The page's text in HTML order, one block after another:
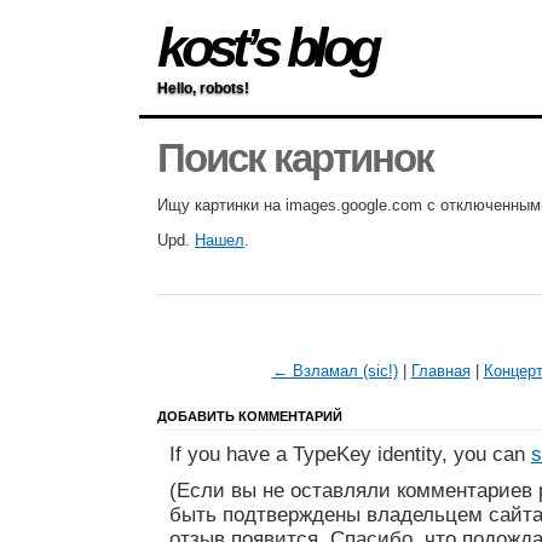
kost’s blog
Hello, robots!
Поиск картинок
Ищу картинки на images.google.com с
Upd. Нашел.
← Взламал (sic!)| Главная|
ДОБАВИТЬ КОММЕНТАРИЙ
If you have a TypeKey identity, you can
(Если вы не оставляли
быть подтверждены владельцем